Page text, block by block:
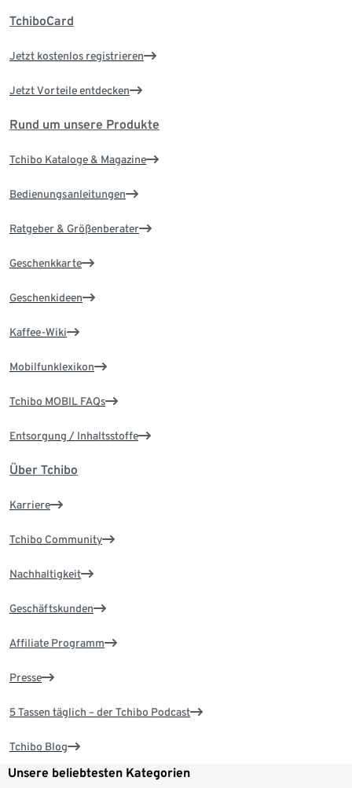
TchiboCard
Jetzt kostenlos registrieren
Jetzt Vorteile entdecken
Rund um unsere Produkte
Tchibo Kataloge & Magazine
Bedienungsanleitungen
Ratgeber & Größenberater
Geschenkkarte
Geschenkideen
Kaffee-Wiki
Mobilfunklexikon
Tchibo MOBIL FAQs
Entsorgung / Inhaltsstoffe
Über Tchibo
Karriere
Tchibo Community
Nachhaltigkeit
Geschäftskunden
Affiliate Programm
Presse
5 Tassen täglich – der Tchibo Podcast
Tchibo Blog
Unsere beliebtesten Kategorien